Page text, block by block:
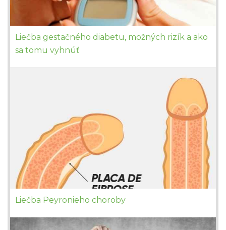
Liečba gestačného diabetu, možných rizík a ako
sa tomu vyhnúť
Liečba Peyronieho choroby